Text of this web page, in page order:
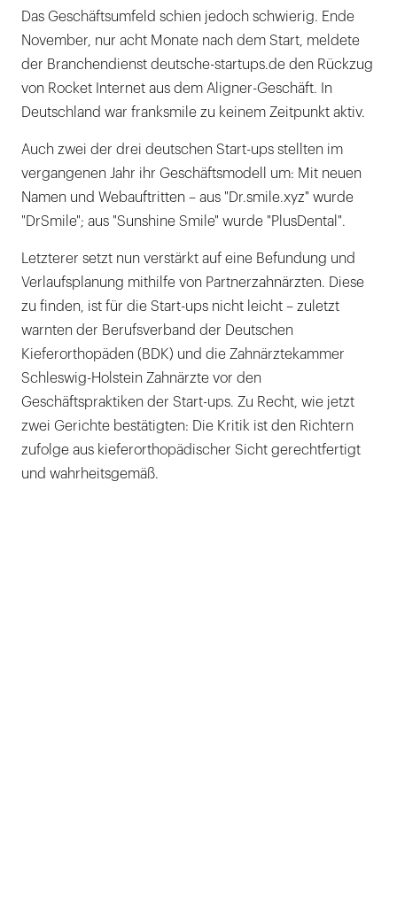
Das Geschäftsumfeld schien jedoch schwierig. Ende
November, nur acht Monate nach dem Start, meldete
der Branchendienst deutsche-startups.de den Rückzug
von Rocket Internet aus dem Aligner-Geschäft. In
Deutschland war franksmile zu keinem Zeitpunkt aktiv.
Auch zwei der drei deutschen Start-ups stellten im
vergangenen Jahr ihr Geschäftsmodell um: Mit neuen
Namen und Webauftritten – aus "Dr.smile.xyz" wurde
"DrSmile"; aus "Sunshine Smile" wurde "PlusDental".
Letzterer setzt nun verstärkt auf eine Befundung und
Verlaufsplanung mithilfe von Partnerzahnärzten. Diese
zu finden, ist für die Start-ups nicht leicht – zuletzt
warnten der Berufsverband der Deutschen
Kieferorthopäden (BDK) und die Zahnärztekammer
Schleswig-Holstein Zahnärzte vor den
Geschäftspraktiken der Start-ups. Zu Recht, wie jetzt
zwei Gerichte bestätigten: Die Kritik ist den Richtern
zufolge aus kieferorthopädischer Sicht gerechtfertigt
und wahrheitsgemäß.